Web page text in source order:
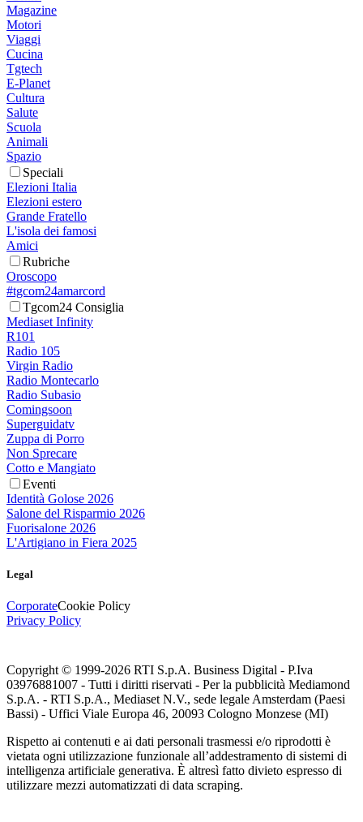
Magazine
Motori
Viaggi
Cucina
Tgtech
E-Planet
Cultura
Salute
Scuola
Animali
Spazio
Speciali
Elezioni Italia
Elezioni estero
Grande Fratello
L'isola dei famosi
Amici
Rubriche
Oroscopo
#tgcom24amarcord
Tgcom24 Consiglia
Mediaset Infinity
R101
Radio 105
Virgin Radio
Radio Montecarlo
Radio Subasio
Comingsoon
Superguidatv
Zuppa di Porro
Non Sprecare
Cotto e Mangiato
Eventi
Identità Golose 2026
Salone del Risparmio 2026
Fuorisalone 2026
L'Artigiano in Fiera 2025
Legal
CorporateCookie Policy
Privacy Policy
Copyright © 1999-2026 RTI S.p.A. Business Digital - P.Iva
03976881007 - Tutti i diritti riservati - Per la pubblicità Mediamond
S.p.A. - RTI S.p.A., Mediaset N.V., sede legale Amsterdam (Paesi
Bassi) - Uffici Viale Europa 46, 20093 Cologno Monzese (MI)
Rispetto ai contenuti e ai dati personali trasmessi e/o riprodotti è
vietata ogni utilizzazione funzionale all’addestramento di sistemi di
intelligenza artificiale generativa. È altresì fatto divieto espresso di
utilizzare mezzi automatizzati di data scraping.